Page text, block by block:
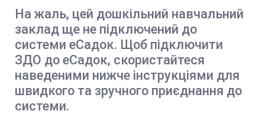
На жаль, цей дошкільний навчальний
заклад ще не підключений до
системи еСадок. Щоб підключити
ЗДО до еСадок, скористайтеся
наведеними нижче інструкціями для
швидкого та зручного приєднання до
системи.